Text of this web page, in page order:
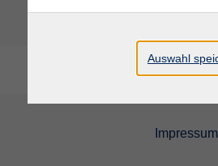
Impressum
Auswahl